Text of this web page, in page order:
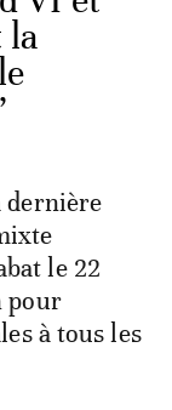
la
dernière
le 22
pour
à tous les